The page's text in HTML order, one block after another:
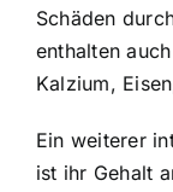
Schäden
enthalten
Kalzium,
Ein weiterer
ist ihr Gehalt